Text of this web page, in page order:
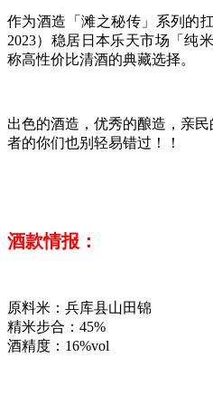
作为酒造「滩之秘传」系列的
2023）稳居日本乐天市场「纯
称高性价比清酒的典藏选择。
出色的酒造，优秀的酿造，亲
者的你们也别轻易错过！！
酒款情报：
原料米：兵库县山田锦
精米步合：45%
酒精度：16%vol